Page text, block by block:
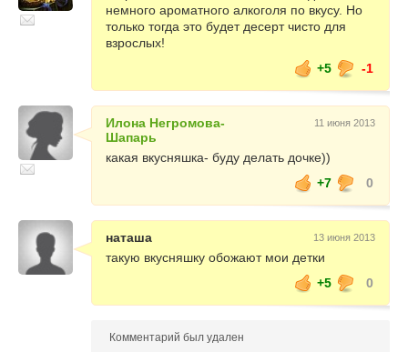
немного ароматного алкоголя по вкусу. Но
только тогда это будет десерт чисто для
взрослых!
+5
-1
Илона Негромова-
Шапарь
11 июня 2013
какая вкусняшка- буду делать дочке))
+7
0
наташа 13 июня 2013
такую вкусняшку обожают мои детки
+5
0
Комментарий был удален